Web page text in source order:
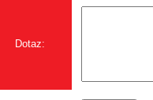
Dotaz: